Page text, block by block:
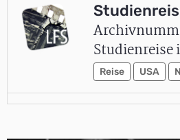
Studienreise
Reise USA